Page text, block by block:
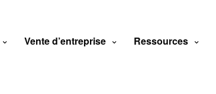
Vente d’entreprise Ressources